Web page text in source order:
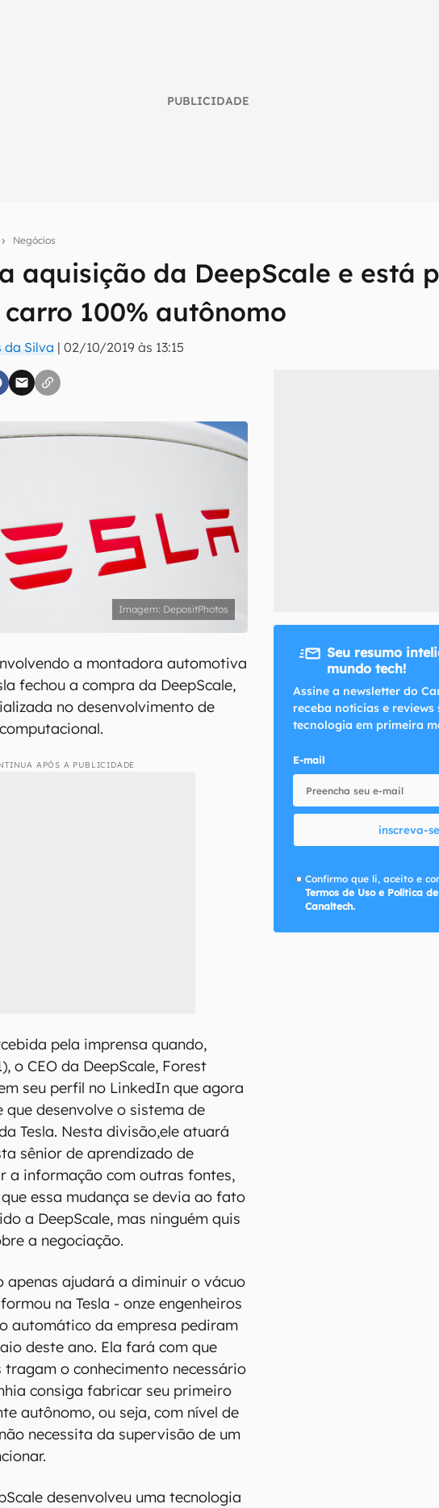
PUBLICIDADE
Negócios
aquisição da DeepScale e está
100% autônomo
da Silva |02/10/2019 às 13:15
inteligente do mundo tech!
do Canaltech e receba notícias e reviews sobre tecnologia em primeira
inscreva-se
DepositPhotos
a montadora automotiva
fechou a compra da DeepScale,
no desenvolvimento de
APÓS A PUBLICIDADE
pela imprensa quando,
o CEO da DeepScale, Forest
seu perfil no LinkedIn que agora
desenvolve o sistema de
Tesla. Nesta divisão,ele atuará
sênior de aprendizado de
a informação com outras fontes,
essa mudança se devia ao fato
a DeepScale, mas ninguém quis
a negociação.
apenas ajudará a diminuir o vácuo
na Tesla - onze engenheiros
automático da empresa pediram
deste ano. Ela fará com que
tragam o conhecimento necessário
consiga fabricar seu primeiro
autônomo, ou seja, com nível de
necessita da supervisão de um
desenvolveu uma tecnologia
Seu resumo
mundo tech!
Assine a newsletter do
receba notícias e reviews
tecnologia em primeira
E-mail
inscreva-se
Confirmo que li, aceito e
Termos de Uso e Política
Canaltech.